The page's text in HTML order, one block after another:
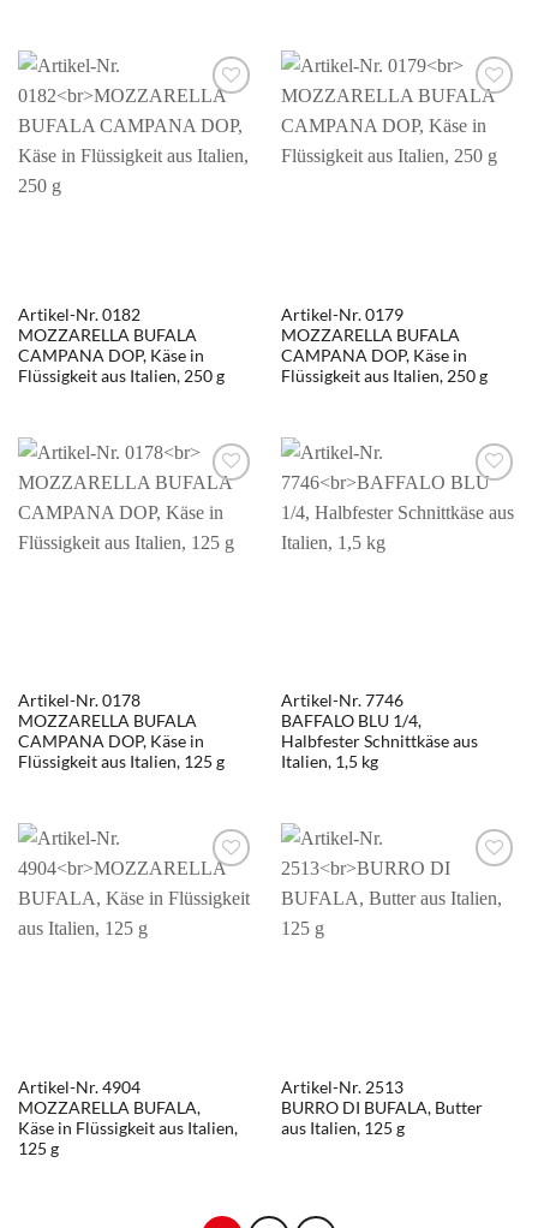
Artikel-Nr. 0182
MOZZARELLA BUFALA
CAMPANA DOP, Käse in
Flüssigkeit aus Italien, 250 g
Artikel-Nr. 0179
MOZZARELLA BUFALA
CAMPANA DOP, Käse in
Flüssigkeit aus Italien, 250 g
Artikel-Nr. 0178
MOZZARELLA BUFALA
CAMPANA DOP, Käse in
Flüssigkeit aus Italien, 125 g
Artikel-Nr. 7746
BAFFALO BLU 1/4,
Halbfester Schnittkäse aus
Italien, 1,5 kg
Artikel-Nr. 4904
MOZZARELLA BUFALA,
Käse in Flüssigkeit aus Italien,
125 g
Artikel-Nr. 2513
BURRO DI BUFALA, Butter
aus Italien, 125 g